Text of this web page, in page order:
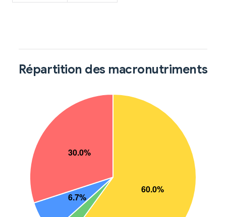
Répartition des macronutriments